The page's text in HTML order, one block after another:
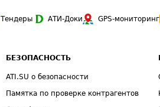
Тендеры АТИ-Доки GPS-мониторинг
БЕЗОПАСНОСТЬ
ATI.SU о безопасности
Памятка по проверке контрагентов